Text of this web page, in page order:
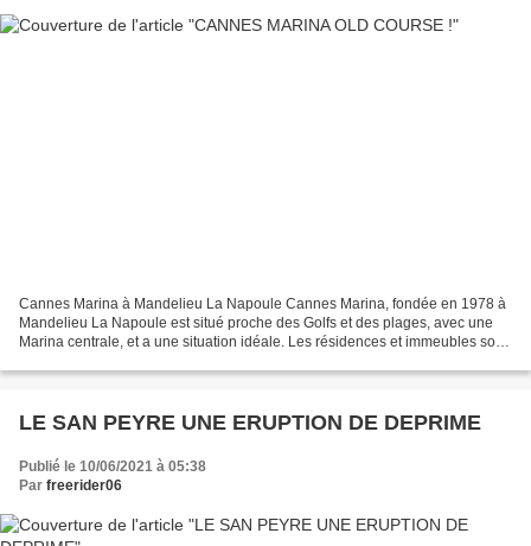
Cannes Marina à Mandelieu La Napoule Cannes Marina, fondée en 1978 à
Mandelieu La Napoule est situé proche des Golfs et des plages, avec une
Marina centrale, et a une situation idéale. Les résidences et immeubles sont
LE SAN PEYRE UNE ERUPTION DE DEPRIME
Publié le 10/06/2021 à 05:38
Par freerider06